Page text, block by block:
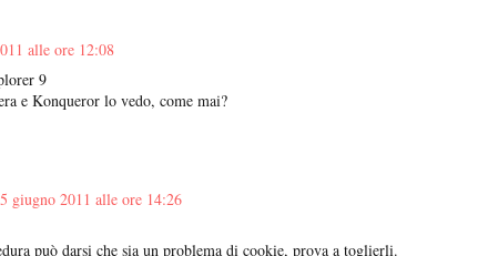
alle ore 12:08
9
e Konqueror lo vedo, come mai?
giugno 2011 alle ore 14:26
può darsi che sia un problema di cookie, prova a toglierli.